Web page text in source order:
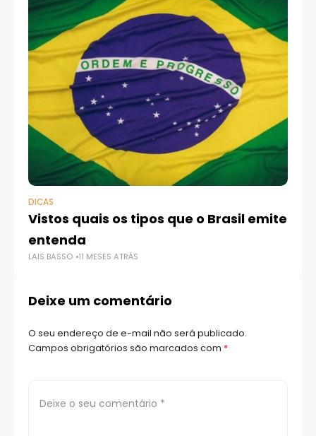
DICAS
Vistos quais os tipos que o Brasil emite
entenda
LAIS BASSO 11 MESES ATRÁS
Deixe um comentário
O seu endereço de e-mail não será publicado.
Campos obrigatórios são marcados com *